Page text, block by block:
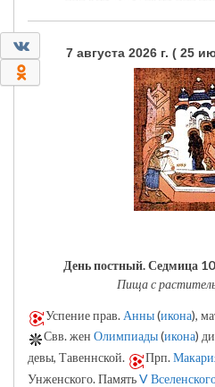
7 августа 2026 г. ( 25
День постный.Седмица
Пища с
Успение прав. Анны(икона),
Свв. жен Олимпиады(икона)
девы, Тавеннской.
Прп.
Унженского. ПамятьV